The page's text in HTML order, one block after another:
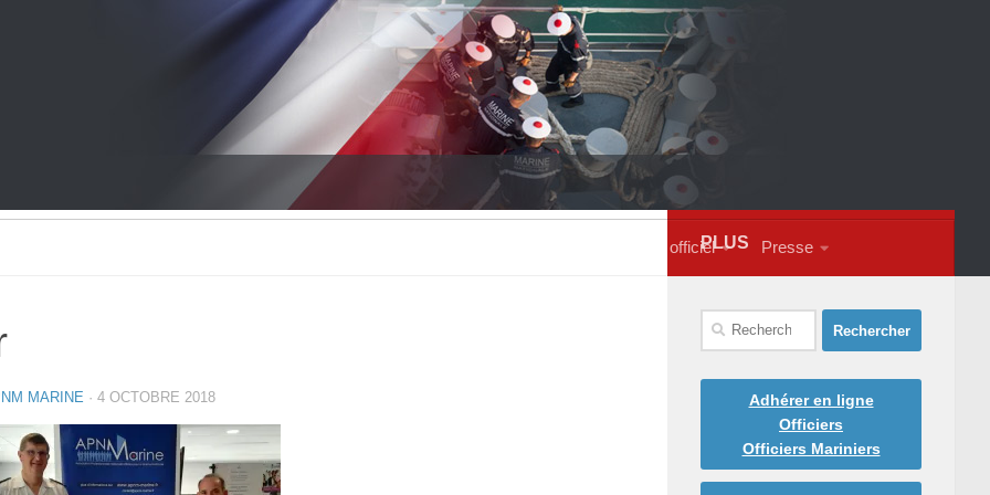
Courrier officiel Presse
MARINE · 4 OCTOBRE 2018
PLUS
Rechercher :
Adhérer en ligne
Officiers
Officiers Mariniers